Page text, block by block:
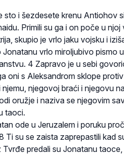
sto i šezdesete krenu Antiohov
Primili su ga i on poče u
skupio je vrlo jaku vojsku i
Jonatanu vrlo miroljubivo pismo
4 Zapravo je u sebi
oni s Aleksandrom sklope
njemu, njegovoj braći i njegovu
oružje i naziva se njegovim
taoci.
ode u Jeruzalem i poruku
Ti su se zaista zaprepastili kad
Tvrđe predali su Jonatanu